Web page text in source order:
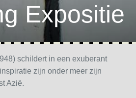
Expositie
schildert in een exuberant
zijn onder meer zijn
Azië.